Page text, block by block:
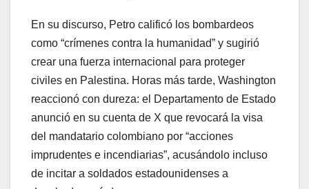
En su discurso, Petro calificó los bombardeos
como “crímenes contra la humanidad” y sugirió
crear una fuerza internacional para proteger
civiles en Palestina. Horas más tarde, Washington
reaccionó con dureza: el Departamento de Estado
anunció en su cuenta de X que revocará la visa
del mandatario colombiano por “acciones
imprudentes e incendiarias”, acusándolo incluso
de incitar a soldados estadounidenses a